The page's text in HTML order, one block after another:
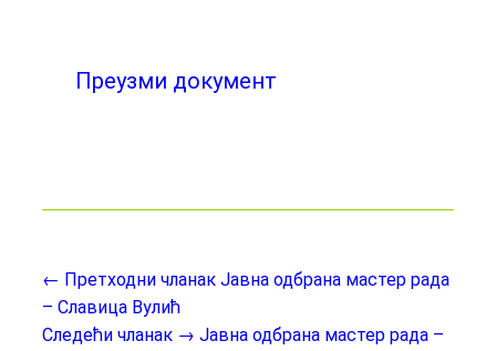
Преузми документ
← Претходни чланак Јавна одбрана мастер рада
– Славица Вулић
Следећи чланак → Јавна одбрана мастер рада –